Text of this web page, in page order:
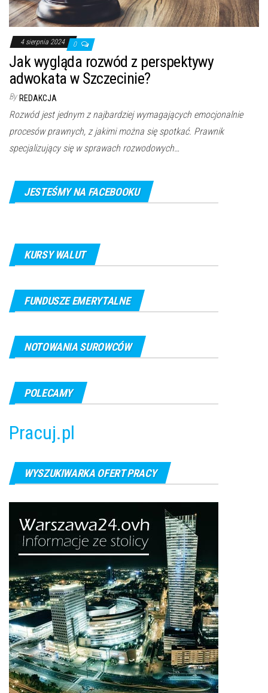
4 sierpnia 2024 0
Jak wygląda rozwód z perspektywy
adwokata w Szczecinie?
By REDAKCJA
Rozwód jest jednym z najbardziej wymagających emocjonalnie
procesów prawnych, z jakimi można się spotkać. Prawnik
specjalizujący się w sprawach rozwodowych…
JESTEŚMY NA FACEBOOKU
KURSY WALUT
FUNDUSZE EMERYTALNE
NOTOWANIA SUROWCÓW
POLECAMY
Pracuj.pl
WYSZUKIWARKA OFERT PRACY